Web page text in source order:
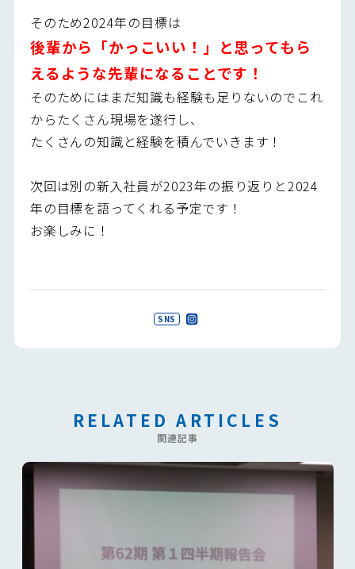
そのため2024年の目標は
後輩から「かっこいい！」と思ってもら
えるような先輩になることです！
そのためにはまだ知識も経験も足りないのでこれ
からたくさん現場を遂行し、
たくさんの知識と経験を積んでいきます！
次回は別の新入社員が2023年の振り返りと2024
年の目標を語ってくれる予定です！
お楽しみに！
SNS
RELATED ARTICLES
関連記事